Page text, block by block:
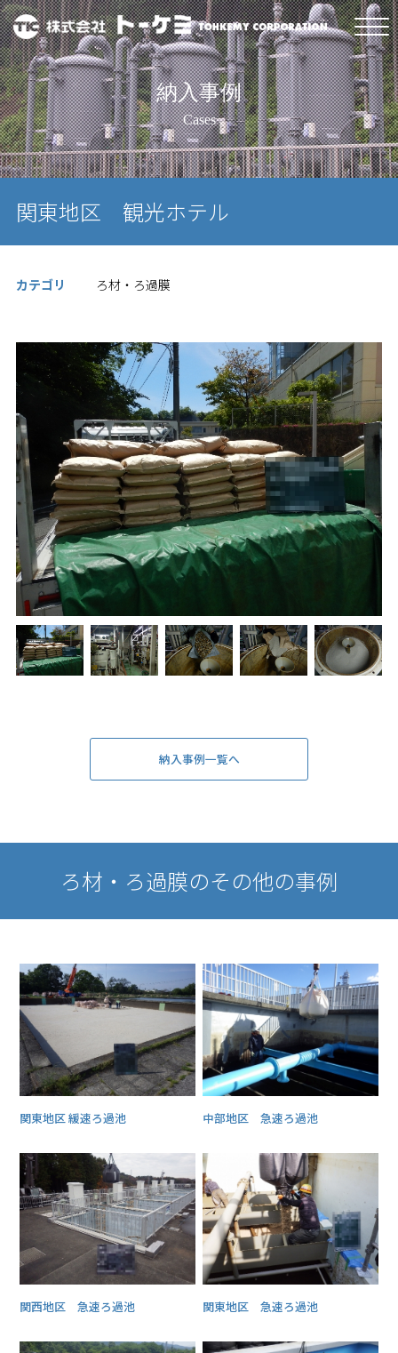
納入事例
Cases
関東地区 観光ホテル
カテゴリ ろ材・ろ過膜
納入事例一覧へ
ろ材・ろ過膜のその他の事例
関東地区 緩速ろ過池 中部地区 急速ろ過池
関西地区 急速ろ過池 関東地区 急速ろ過池